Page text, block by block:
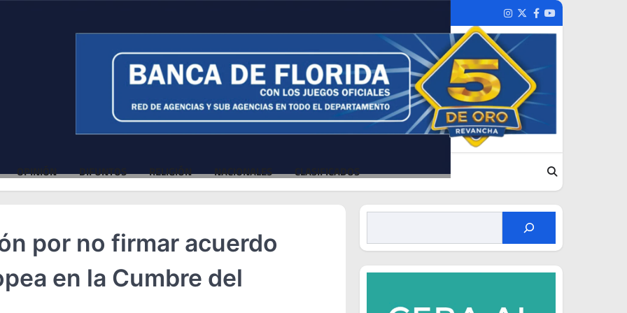
Instagram
TwitterFacebook
Youtube
OPINIÓN DIFUNTOS RELIGIÓN NACIONALES CLASIFICADOS
por no firmar acuerdo
en la Cumbre del